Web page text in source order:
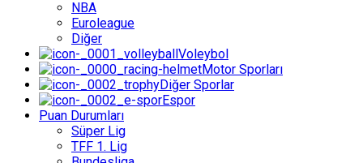
NBA
Euroleague
Diğer
Voleybol
Motor Sporları
Diğer Sporlar
Espor
Puan Durumları
Süper Lig
TFF 1. Lig